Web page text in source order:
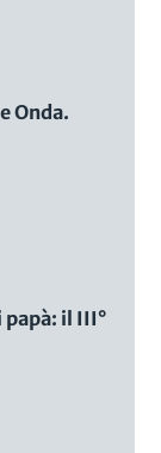
Onda.
il III°